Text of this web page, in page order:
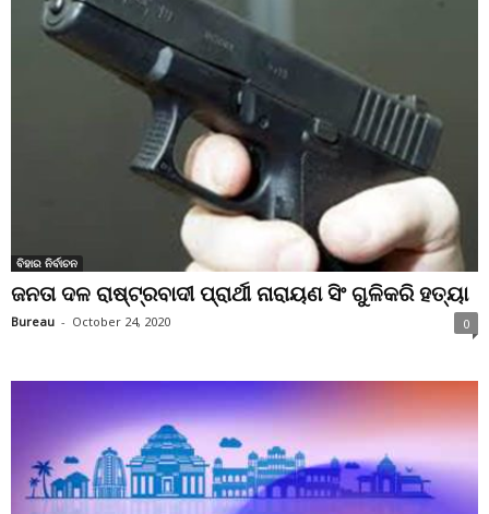
ବିହାର ନିର୍ବାଚନ
ଜନତା ଦଳ ରାଷ୍ଟ୍ରବାଦୀ ପ୍ରାର୍ଥୀ ନାରାୟଣ ସିଂ ଗୁଳିକରି ହତ୍ୟା
Bureau - October 24, 2020 0